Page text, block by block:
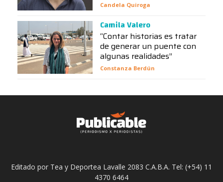
Candela Quiroga
Camila Valero
“Contar historias es tratar
de generar un puente con
algunas realidades”
Constanza Berdún
Editado por Tea y Deportea Lavalle 2083 C.A.B.A. Tel: (+54) 11
4370 6464